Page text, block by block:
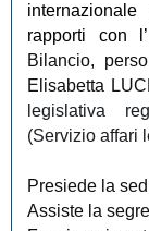
rapporti con
Bilancio,
Elisabetta
legislativa
(Servizio affari
Presiede la
Assiste la